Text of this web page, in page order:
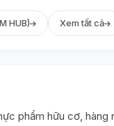
HUB) Xem tất cả
phẩm hữu cơ,